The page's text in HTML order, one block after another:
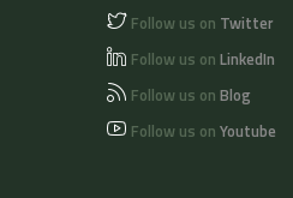
Follow us on Twitter
Follow us on LinkedIn
Follow us on Blog
Follow us on Youtube